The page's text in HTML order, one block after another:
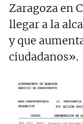
Zaragoza en
llegar a la
y que
ciudadanos».